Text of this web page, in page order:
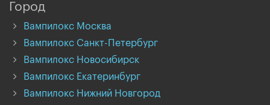
Город
Вампилокс Москва
Вампилокс Санкт-Петербург
Вампилокс Новосибирск
Вампилокс Екатеринбург
Вампилокс Нижний Новгород